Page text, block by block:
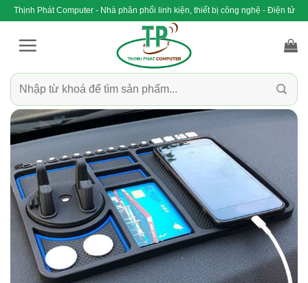
qua
Thịnh Phát Computer - Nhà phân phối linh kiện, thiết bị công nghệ - Điện tử
Tìm
kiếm: